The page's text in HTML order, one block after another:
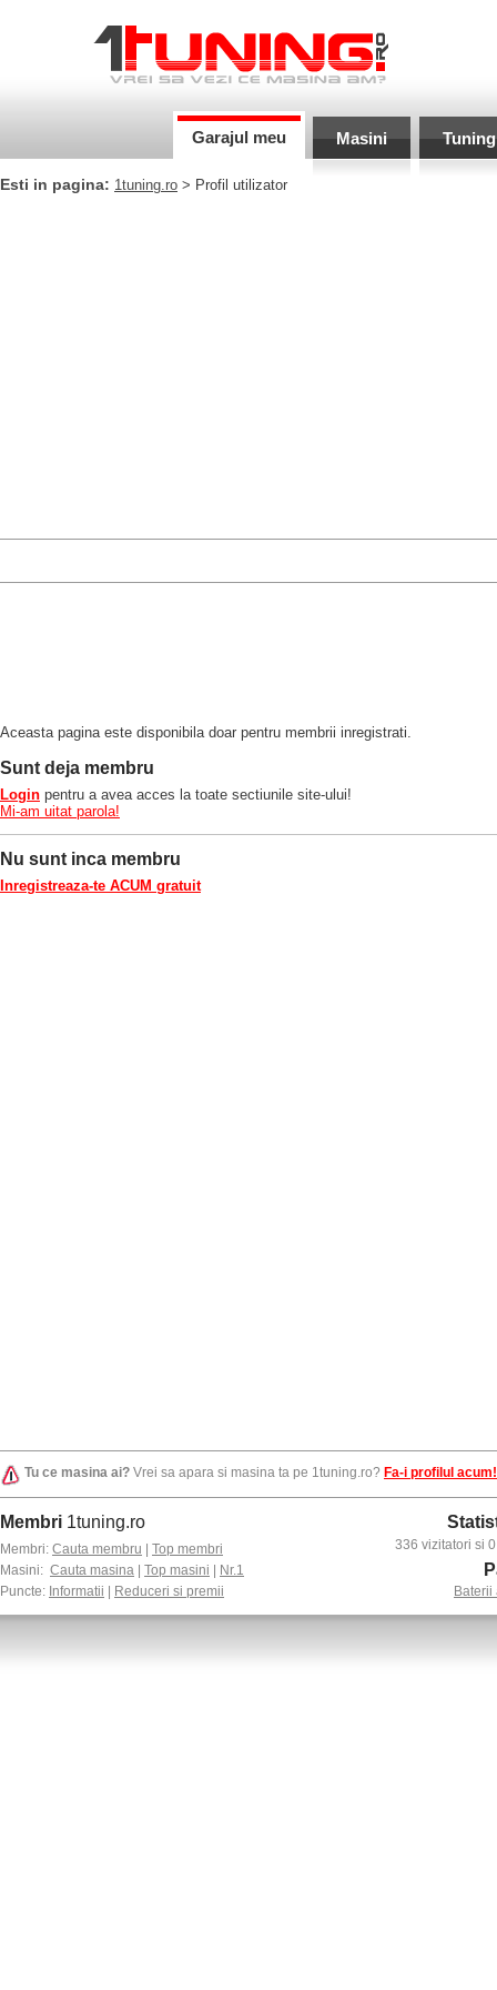
Garajul meu Masini Tuning
Esti in pagina: 1tuning.ro > Profil utilizator
Aceasta pagina este disponibila doar pentru membrii inregistrati.
Sunt deja membru
Login pentru a avea acces la toate sectiunile site-ului!
Mi-am uitat parola!
Nu sunt inca membru
Inregistreaza-te ACUM gratuit
Tu ce masina ai? Vrei sa apara si masina ta pe 1tuning.ro? Fa-i profilul acum!
Membri 1tuning.ro
Membri: Cauta membru
Top membri
Masini: Cauta masina Top masini
Nr.1
Puncte: Informatii Reduceri si premii
336 vizitatori si